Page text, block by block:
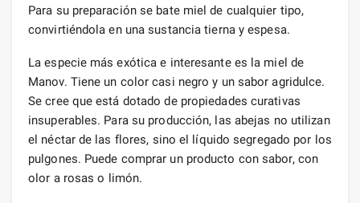
Para su preparación se bate miel de cualquier tipo,
convirtiéndola en una sustancia tierna y espesa.
La especie más exótica e interesante es la miel de
Manov. Tiene un color casi negro y un sabor agridulce.
Se cree que está dotado de propiedades curativas
insuperables. Para su producción, las abejas no utilizan
el néctar de las flores, sino el líquido segregado por los
pulgones. Puede comprar un producto con sabor, con
olor a rosas o limón.